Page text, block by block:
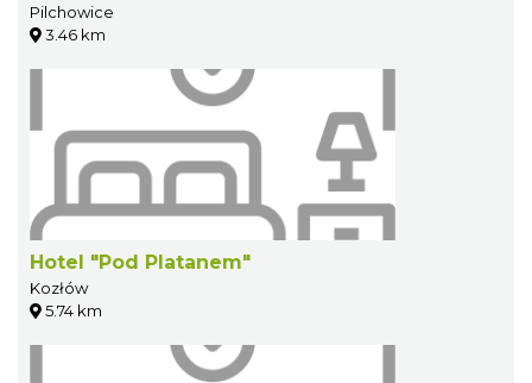
Pilchowice
3.46 km
Hotel "Pod Platanem"
Kozłów
5.74 km